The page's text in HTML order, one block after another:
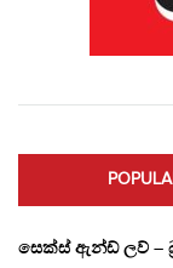
සෙක්ස් ඇන්ඩ් ලව් –